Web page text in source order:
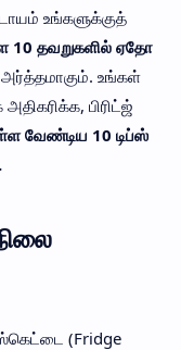
உங்களுக்குத்
10 தவறுகளில் ஏதோ
உங்கள்
பிரிட்ஜ்
வேண்டிய 10 டிப்ஸ்
(Fridge